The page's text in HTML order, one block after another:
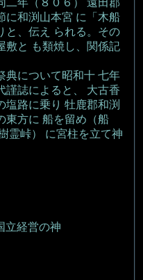
に和渕山本宮 に「木船
と、伝え られる。その
敷と も類焼し、関係記
典について昭和十 七年
謹誌によると、 大古香
塩路に乗り 牡鹿郡和渕
東方に 船を留め（船
霊峠） に宮柱を立て神
立経営の神